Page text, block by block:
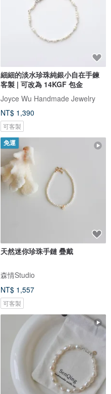
細細的淡水珍珠純銀小自在手鍊
客製 | 可改為 14KGF 包金
Joyce Wu Handmade Jewelry
NT$ 1,390
可客製
免運
天然迷你珍珠手鏈 疊戴
森情Studio
NT$ 1,557
可客製